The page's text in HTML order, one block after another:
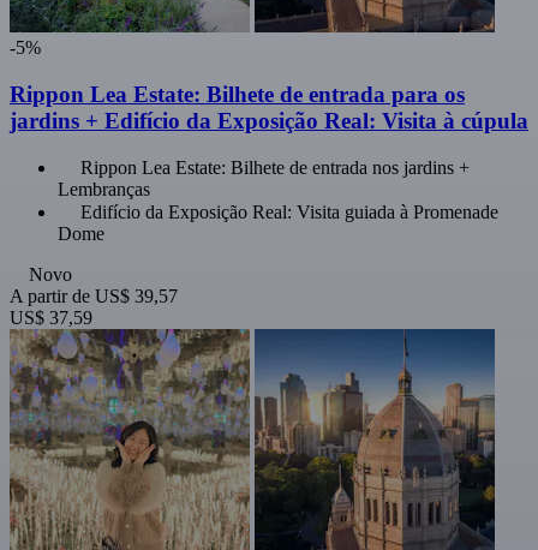
-5%
Rippon Lea Estate: Bilhete de entrada para os
jardins + Edifício da Exposição Real: Visita à cúpula
Rippon Lea Estate: Bilhete de entrada nos jardins +
Lembranças
Edifício da Exposição Real: Visita guiada à Promenade
Dome
Novo
A partir de US$ 39,57
US$ 37,59